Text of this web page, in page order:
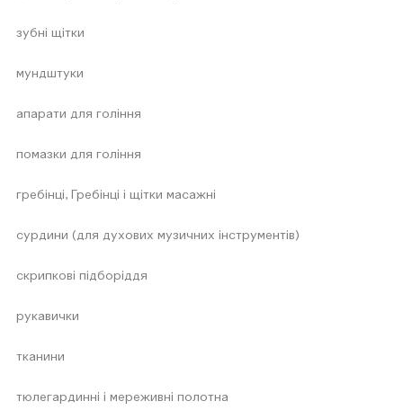
зубні щітки
мундштуки
апарати для гоління
помазки для гоління
гребінці, Гребінці і щітки масажні
сурдини (для духових музичних інструментів)
скрипкові підборіддя
рукавички
тканини
тюлегардинні і мереживні полотна